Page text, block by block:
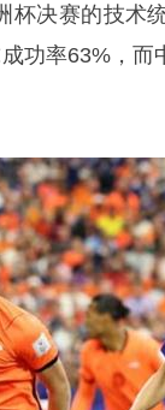
杯决赛的技术
功率63%，